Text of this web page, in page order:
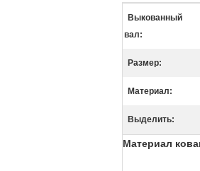
Выкованный
вал:
Размер:
Материал:
Выделить:
Материал